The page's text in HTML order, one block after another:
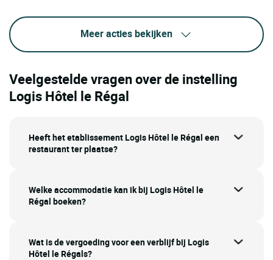
Meer acties bekijken
Veelgestelde vragen over de instelling
Logis Hôtel le Régal
Heeft het etablissement Logis Hôtel le Régal een
restaurant ter plaatse?
Welke accommodatie kan ik bij Logis Hôtel le
Régal boeken?
Wat is de vergoeding voor een verblijf bij Logis
Hôtel le Régals?